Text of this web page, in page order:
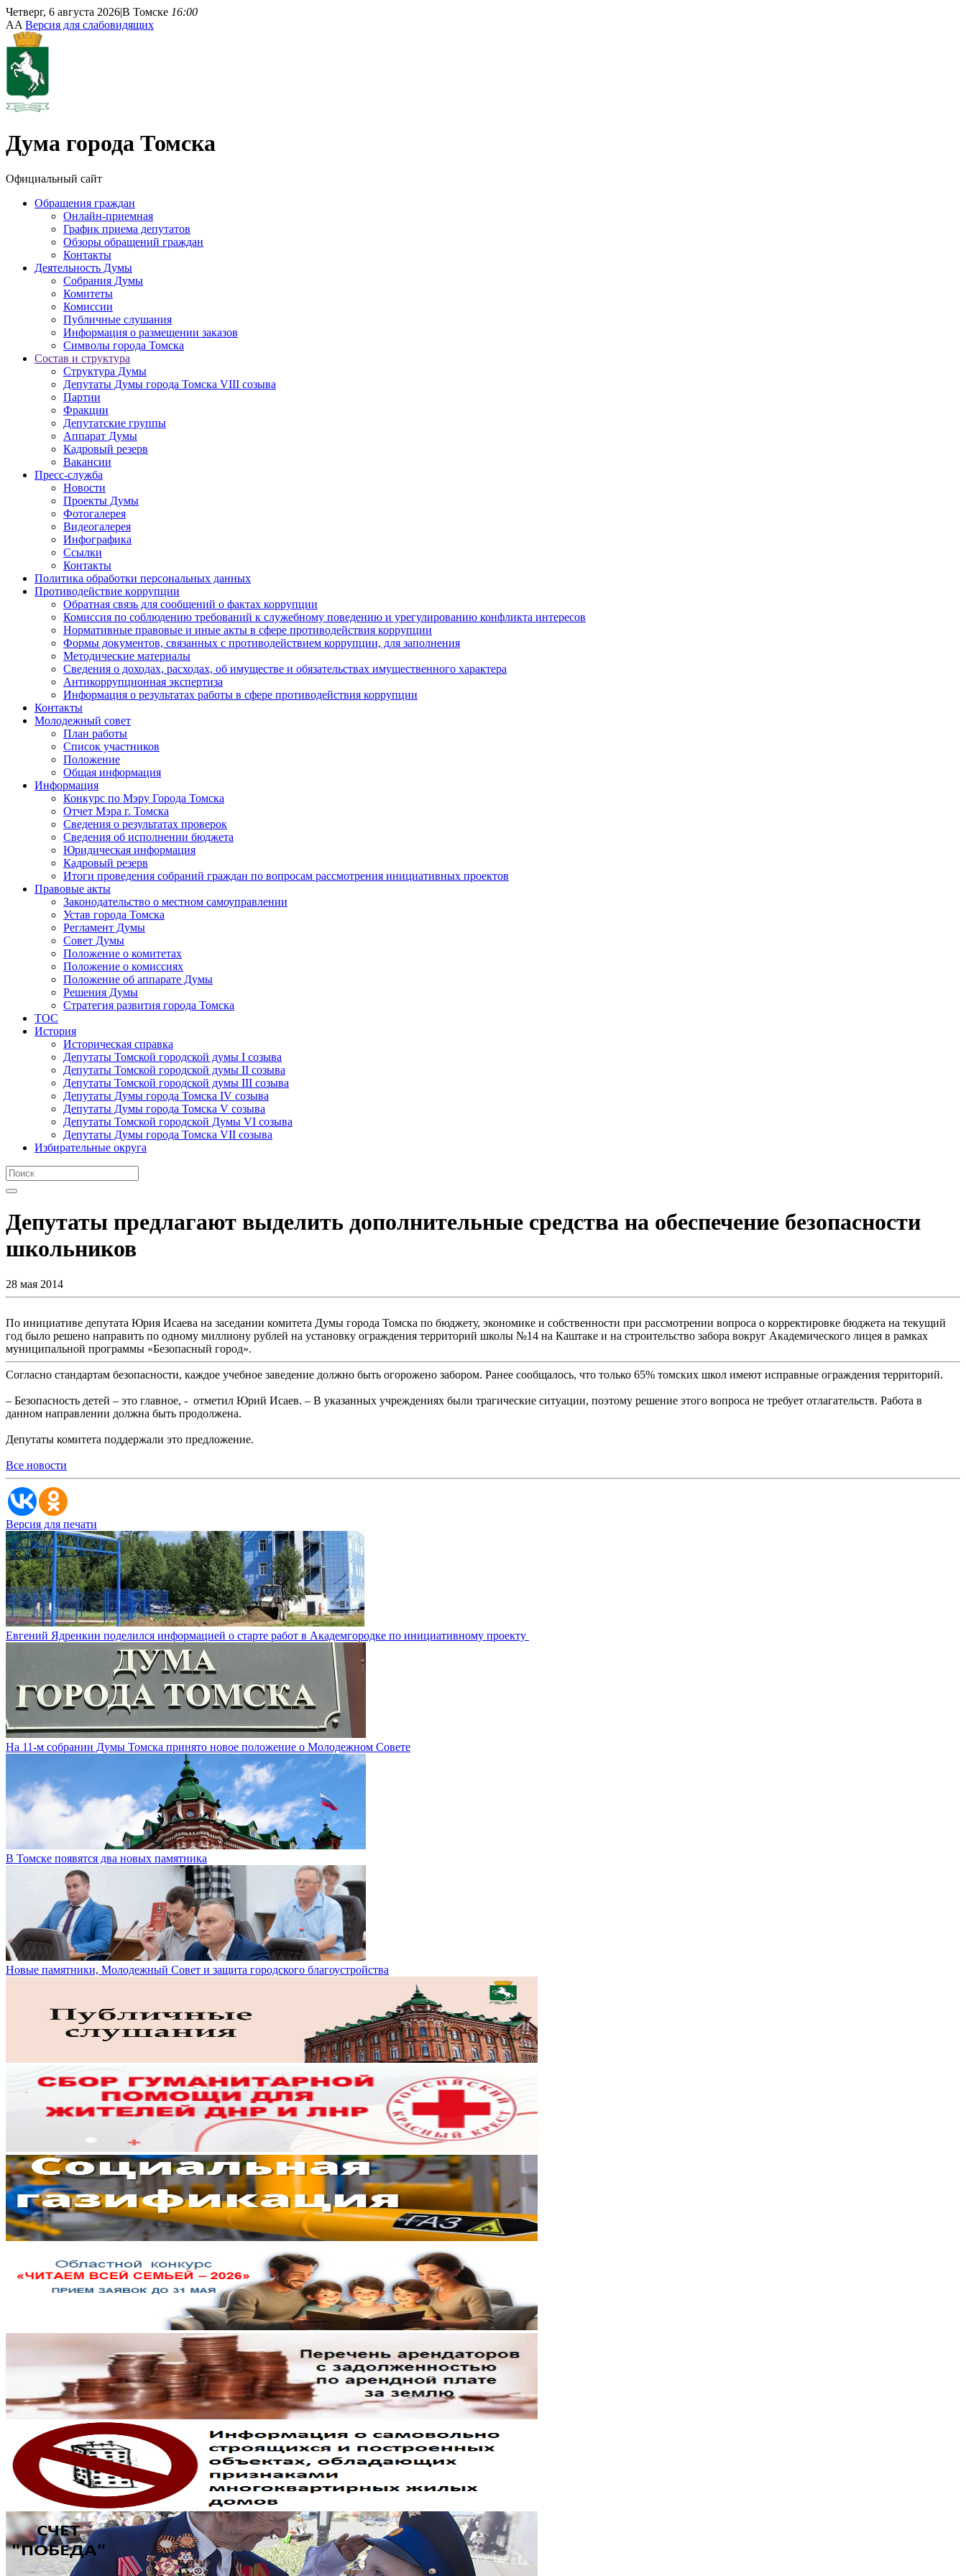
Четверг, 6 августа 2026|В Томске 16:00
AA Версия для слабовидящих
Дума города Томска
Официальный сайт
Обращения граждан
Онлайн-приемная
График приема депутатов
Обзоры обращений граждан
Контакты
Деятельность Думы
Собрания Думы
Комитеты
Комиссии
Публичные слушания
Информация о размещении заказов
Символы города Томска
Состав и структура
Структура Думы
Депутаты Думы города Томска VIII созыва
Партии
Фракции
Депутатские группы
Аппарат Думы
Кадровый резерв
Вакансии
Пресс-служба
Новости
Проекты Думы
Фотогалерея
Видеогалерея
Инфографика
Ссылки
Контакты
Политика обработки персональных данных
Прoтивoдeйствие кoрpупции
Обратная связь для сообщений о фактах коррупции
Комиссия по соблюдению требований к служебному поведению и урегулированию конфликта интересов
Нормативные правовые и иные акты в сфере противодействия коррупции
Формы документов, связанных с противодействием коррупции, для заполнения
Методические материалы
Сведения о доходах, расходах, об имуществе и обязательствах имущественного характера
Антикоррупционная экспертиза
Информация о результатах работы в сфере противодействия коррупции
Контакты
Молодежный совет
План работы
Список участников
Положение
Общая информация
Информация
Конкурс по Мэру Города Томска
Отчет Мэра г. Томска
Сведения о результатах проверок
Сведения об исполнении бюджета
Юридическая информация
Кадровый резерв
Итоги проведения собраний граждан по вопросам рассмотрения инициативных проектов
Правовые акты
Законодательство о местном самоуправлении
Устав города Томска
Регламент Думы
Совет Думы
Положение о комитетах
Положение о комиссиях
Положение об аппарате Думы
Решения Думы
Стратегия развития города Томска
ТОС
История
Историческая справка
Депутаты Томской городской думы I созыва
Депутаты Томской городской думы II созыва
Депутаты Томской городской думы III созыва
Депутаты Думы города Томска IV созыва
Депутаты Думы города Томска V созыва
Депутаты Томской городской Думы VI созыва
Депутаты Думы города Томска VII созыва
Избирательные округа
Депутаты предлагают выделить дополнительные средства на обеспечение безопасности
школьников
28 мая 2014
По инициативе депутата Юрия Исаева на заседании комитета Думы города Томска по бюджету, экономике и собственности при рассмотрении вопроса о корректировке бюджета на текущий
год было решено направить по одному миллиону рублей на установку ограждения территорий школы №14 на Каштаке и на строительство забора вокруг Академического лицея в рамках
муниципальной программы «Безопасный город».
Согласно стандартам безопасности, каждое учебное заведение должно быть огорожено забором. Ранее сообщалось, что только 65% томских школ имеют исправные ограждения территорий.
– Безопасность детей – это главное, - отметил Юрий Исаев. – В указанных учреждениях были трагические ситуации, поэтому решение этого вопроса не требует отлагательств. Работа в
данном направлении должна быть продолжена.
Депутаты комитета поддержали это предложение.
Все новости
Версия для печати
Евгений Ядренкин поделился информацией о старте работ в Академгородке по инициативному проекту
На 11-м собрании Думы Томска принято новое положение о Молодежном Совете
В Томске появятся два новых памятника
Новые памятники, Молодежный Совет и защита городского благоустройства